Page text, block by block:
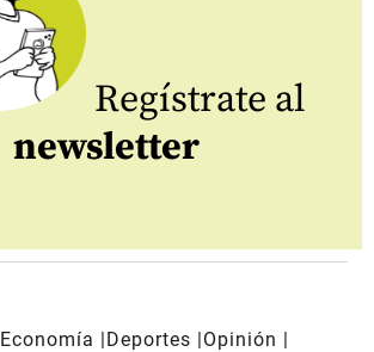
Regístrate al
newsletter
Economía Deportes
Opinión